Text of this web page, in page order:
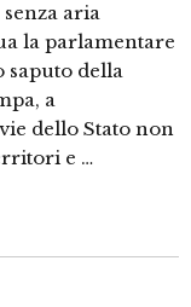
aria
la parlamentare
saputo della
a
dello Stato non
e …